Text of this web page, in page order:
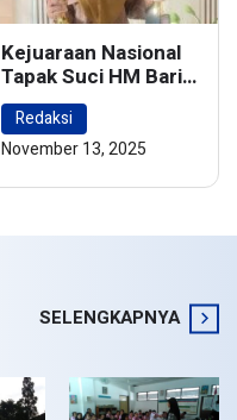
Kejuaraan Nasional
Tapak Suci HM Barie
Rsyad Championship
2024
Redaksi
November 13, 2025
SELENGKAPNYA